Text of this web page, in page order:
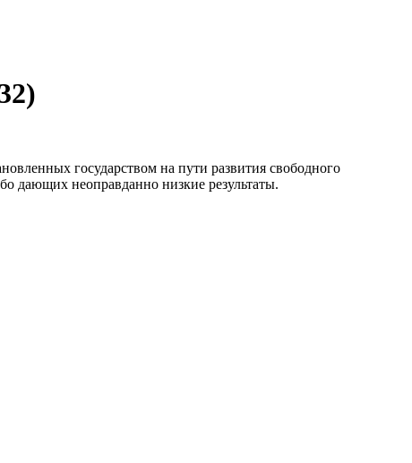
государством на пути развития свободного
дающих неоправданно низкие результаты.